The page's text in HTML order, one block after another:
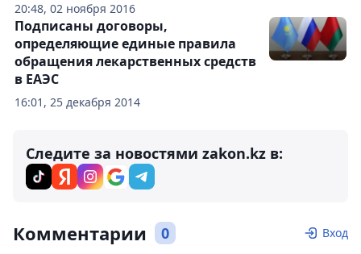
20:48, 02 ноября 2016
16:01, 25 декабря 2014
Подписаны договоры,
определяющие единые правила
обращения лекарственных средств
в ЕАЭС
Следите за новостями zakon.kz в:
Комментарии 0 Вход